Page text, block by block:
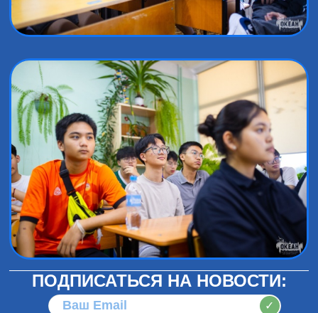
ПОДПИСАТЬСЯ НА НОВОСТИ:
✓